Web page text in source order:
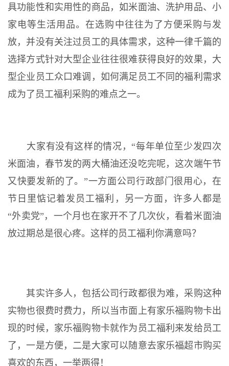
具功能性和实用性的商品，如米面油、洗护用品、小
家电等生活用品。在选购中往往为了方便采购与发
放，并没有关注过员工的具体需求，这种一律千篇的
选择方式针对大型企业往往很难获得良好的效果，大
型企业员工众口难调，如何满足员工不同的福利需求
成为了员工福利采购的难点之一。
大家有没有这样的情况，“每年单位至少发四次
米面油，春节发的两大桶油还没吃完呢，这次端午节
又快要发新的了。”一方面公司行政部门很用心，在
节日里惦记着发员工福利，另一方面，许多人都是
“外卖党”，一个月也在家开不了几次伙，看着米面油
放过期总是很心疼。这样的员工福利你满意吗？
其实许多人，包括公司行政都很为难，采购这种
实物也很费时费力，所以当市面上有家乐福购物卡出
现的时候，家乐福购物卡就作为员工福利来发给员工
了，一是方便，二是大家可以随意去家乐福超市购买
喜欢的东西，一举两得！